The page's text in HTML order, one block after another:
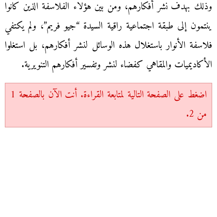
وذلك بهدف نشر أفكارهم، ومن بين هؤلاء الفلاسفة الذين كانوا
ينتمون إلى طبقة اجتماعية راقية السيدة “جيو فريم”، ولم يكتفي
فلاسفة الأنوار باستغلال هذه الوسائل لنشر أفكارهم، بل استغلوا
الأكاديميات والمقاهي كفضاء لنشر وتفسير أفكارهم التنويرية.
اضغط على الصفحة التالية لمتابعة القراءة. أنت الآن بالصفحة 1
من 2.